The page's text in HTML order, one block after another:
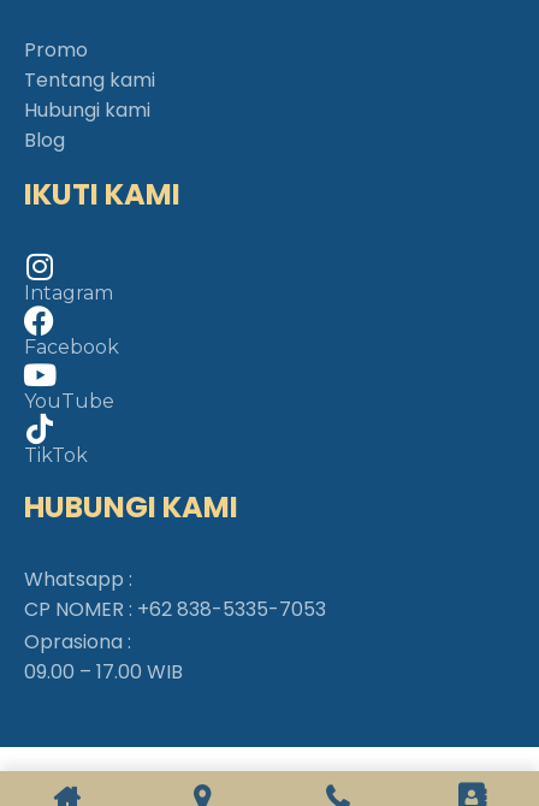
Promo
Tentang kami
Hubungi kami
Blog
IKUTI KAMI
Intagram
Facebook
YouTube
TikTok
HUBUNGI KAMI
Whatsapp :
CP NOMER : +62 838-5335-7053
Oprasiona :
09.00 – 17.00 WIB